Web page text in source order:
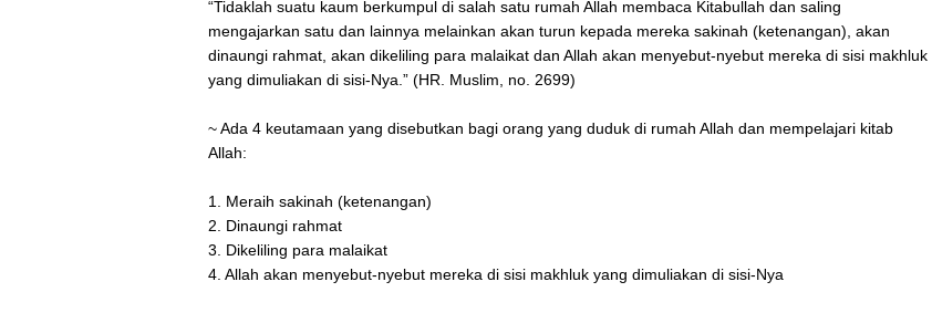
“Tidaklah suatu kaum berkumpul di salah satu rumah Allah membaca Kitabullah dan saling
mengajarkan satu dan lainnya melainkan akan turun kepada mereka sakinah (ketenangan), akan
dinaungi rahmat, akan dikeliling para malaikat dan Allah akan menyebut-nyebut mereka di sisi makhluk
yang dimuliakan di sisi-Nya.” (HR. Muslim, no. 2699)
~ Ada 4 keutamaan yang disebutkan bagi orang yang duduk di rumah Allah dan mempelajari kitab
Allah:
1. Meraih sakinah (ketenangan)
2. Dinaungi rahmat
3. Dikeliling para malaikat
4. Allah akan menyebut-nyebut mereka di sisi makhluk yang dimuliakan di sisi-Nya